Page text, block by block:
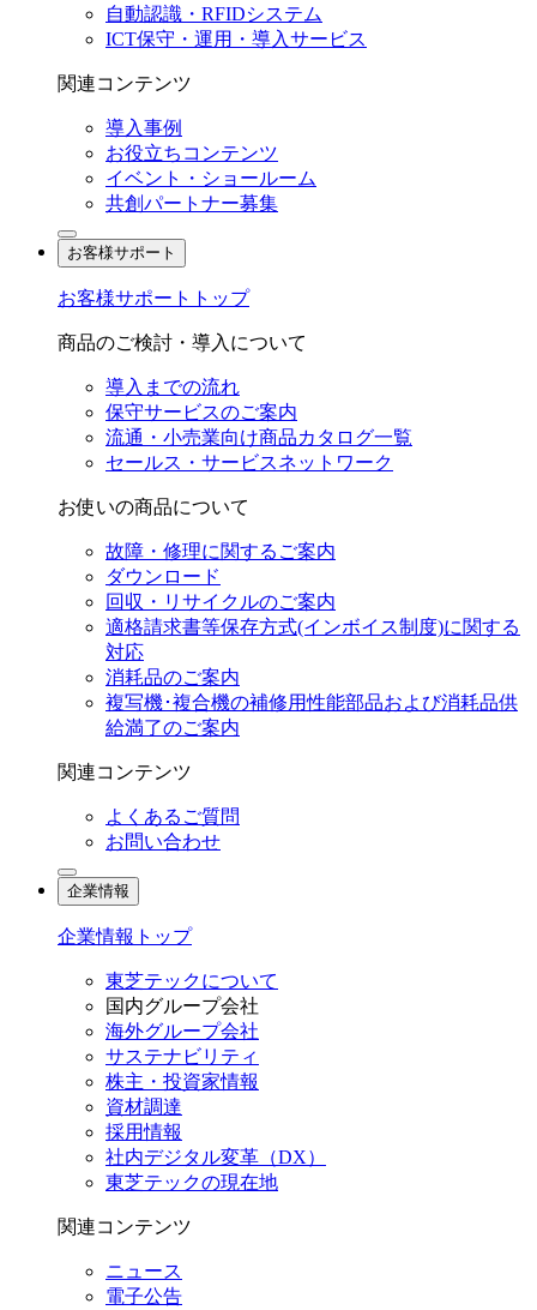
自動認識・RFIDシステム
ICT保守・運用・導入サービス
関連コンテンツ
導入事例
お役立ちコンテンツ
イベント・ショールーム
共創パートナー募集
お客様サポート
お客様サポートトップ
商品のご検討・導入について
導入までの流れ
保守サービスのご案内
流通・小売業向け商品カタログ一覧
セールス・サービスネットワーク
お使いの商品について
故障・修理に関するご案内
ダウンロード
回収・リサイクルのご案内
適格請求書等保存方式(インボイス制度)に関する
対応
消耗品のご案内
複写機･複合機の補修用性能部品および消耗品供
給満了のご案内
関連コンテンツ
よくあるご質問
お問い合わせ
企業情報
企業情報トップ
東芝テックについて
国内グループ会社
海外グループ会社
サステナビリティ
株主・投資家情報
資材調達
採用情報
社内デジタル変革（DX）
東芝テックの現在地
関連コンテンツ
ニュース
電子公告